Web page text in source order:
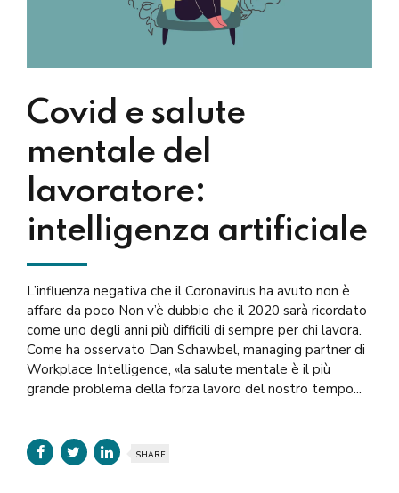
Covid e salute
mentale del
lavoratore:
intelligenza artificiale
L’influenza negativa che il Coronavirus ha avuto non è
affare da poco Non v’è dubbio che il 2020 sarà ricordato
come uno degli anni più difficili di sempre per chi lavora.
Come ha osservato Dan Schawbel, managing partner di
Workplace Intelligence, «la salute mentale è il più
grande problema della forza lavoro del nostro tempo...
SHARE